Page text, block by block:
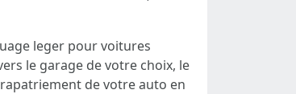
leger pour voitures
le garage de votre choix, le
de votre auto en